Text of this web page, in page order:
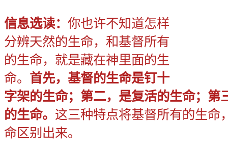
信息选读： 你也许不知道怎样
分辨天然的生命，和基督所有
的生命，就是藏在神里面的生
命。 首先，基督的生命是钉十
字架的生命；第二，是复活的生命；第
的生命。 这三种特点将基督所有的生命
命区别出来。